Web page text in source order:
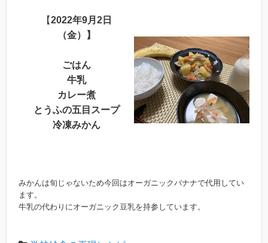
【2022年9月2日
（金）】
ごはん
牛乳
カレー煮
とうふの五目スープ
冷凍みかん
みかんは旬じゃないため今回はオーガニックバナナで代用してい
ます。
牛乳の代わりにオーガニック豆乳を持参しています。